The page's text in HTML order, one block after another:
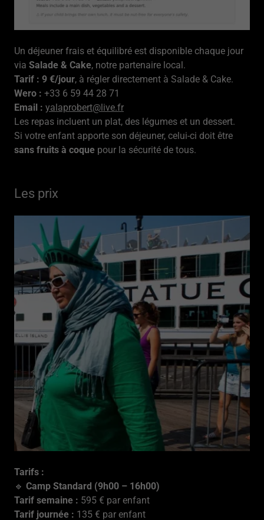
Un déjeuner frais et équilibré est disponible chaque jour
via Salade & Cake, notre partenaire local.
Tarif : 9 €/jour, à régler directement à Salade & Cake.
Wero : +33 6 59 44 28 71
Email : yalaprobert@live.fr
Les repas incluent un plat, des légumes et un dessert.
Si votre enfant apporte son déjeuner, celui-ci doit être
sans fruits à coque pour la sécurité de tous.
Les prix
Tarifs :
🔹 Camp Standard (9h00 – 16h00)
Tarif semaine : 595 € par enfant
Tarif journée : 135 € par enfant